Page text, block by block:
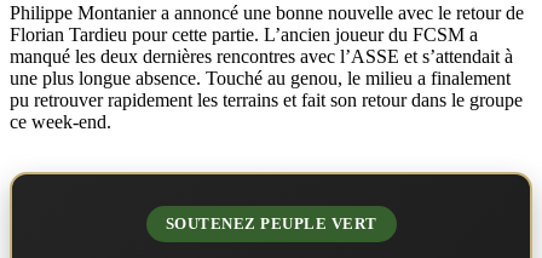
Philippe Montanier a annoncé une bonne nouvelle avec le retour de
Florian Tardieu pour cette partie. L’ancien joueur du FCSM a
manqué les deux dernières rencontres avec l’ASSE et s’attendait à
une plus longue absence. Touché au genou, le milieu a finalement
pu retrouver rapidement les terrains et fait son retour dans le groupe
ce week-end.
SOUTENEZ PEUPLE VERT